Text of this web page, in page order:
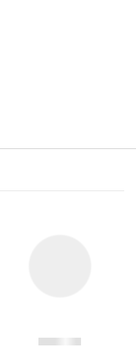
------------